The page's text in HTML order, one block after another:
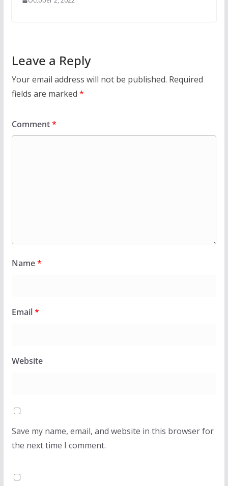
Leave a Reply
Your email address will not be published. Required
fields are marked *
Comment*
Name*
Email*
Website
Save my name, email, and website in this browser for
the next time I comment.